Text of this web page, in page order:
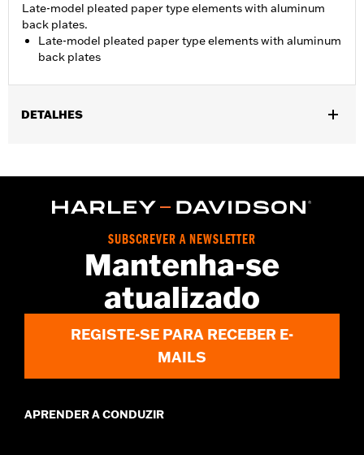
Late-model pleated paper type elements with aluminum
back plates.
Late-model pleated paper type elements with aluminum
back plates
DETALHES
WARRANTY:1 year limited warranty – Go towww.h-
SUBSCREVER A NEWSLETTER
Mantenha-se
atualizado
REGISTE-SE PARA RECEBER E-
MAILS
APRENDER A CONDUZIR